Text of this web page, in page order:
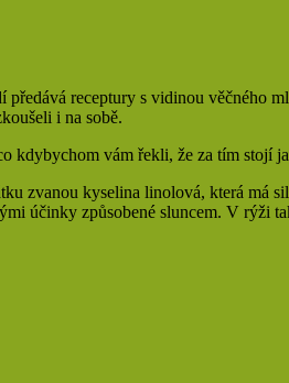
receptury s vidinou věčného
i na sobě.
kdybychom vám řekli, že za tím stojí
zvanou kyselina linolová, která má
účinky způsobené sluncem. V rýži